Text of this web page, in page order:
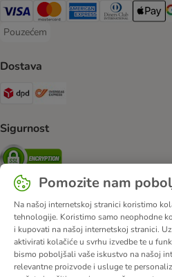
Visa Payment Method
MasterCard Payment Method
American Express
Diners ClubPayment
Pouzećem
Pouzećem Payment Method
Dostava
DPD Shipping Method
Sigurnost
Security
O nama Karijere Web stranica
Opći uvjeti poslovanja
Odustati od
Troškovi slanja i vrijeme dostave
Pomozite nam
Na našoj internetskoj stranici koristimo
tehnologije. Koristimo samo neophodne
i kupovati na našoj internetskoj stranici.
aktivirati kolačiće u svrhu izvedbe te u
bismo poboljšali vaše iskustvo na našoj
relevantne proizvode i usluge te